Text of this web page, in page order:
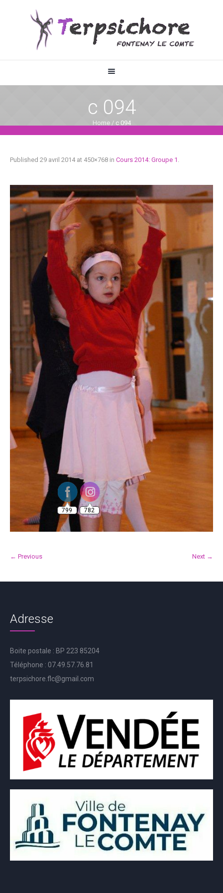
c 094
Home / c 094
Published 29 avril 2014at 450×768 in Cours 2014: Groupe 1 .
← Previous Next →
Adresse
Boite postale : BP 223 85204
Téléphone : 07.49.57.76.81
terpsichore.flc@gmail.com
799 782